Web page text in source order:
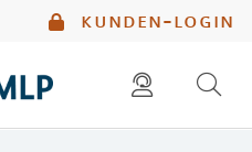
kunden-login